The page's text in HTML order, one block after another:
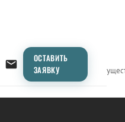
ОСТАВИТЬ
ЗАЯВКУ
ТипоразмерыСравнение